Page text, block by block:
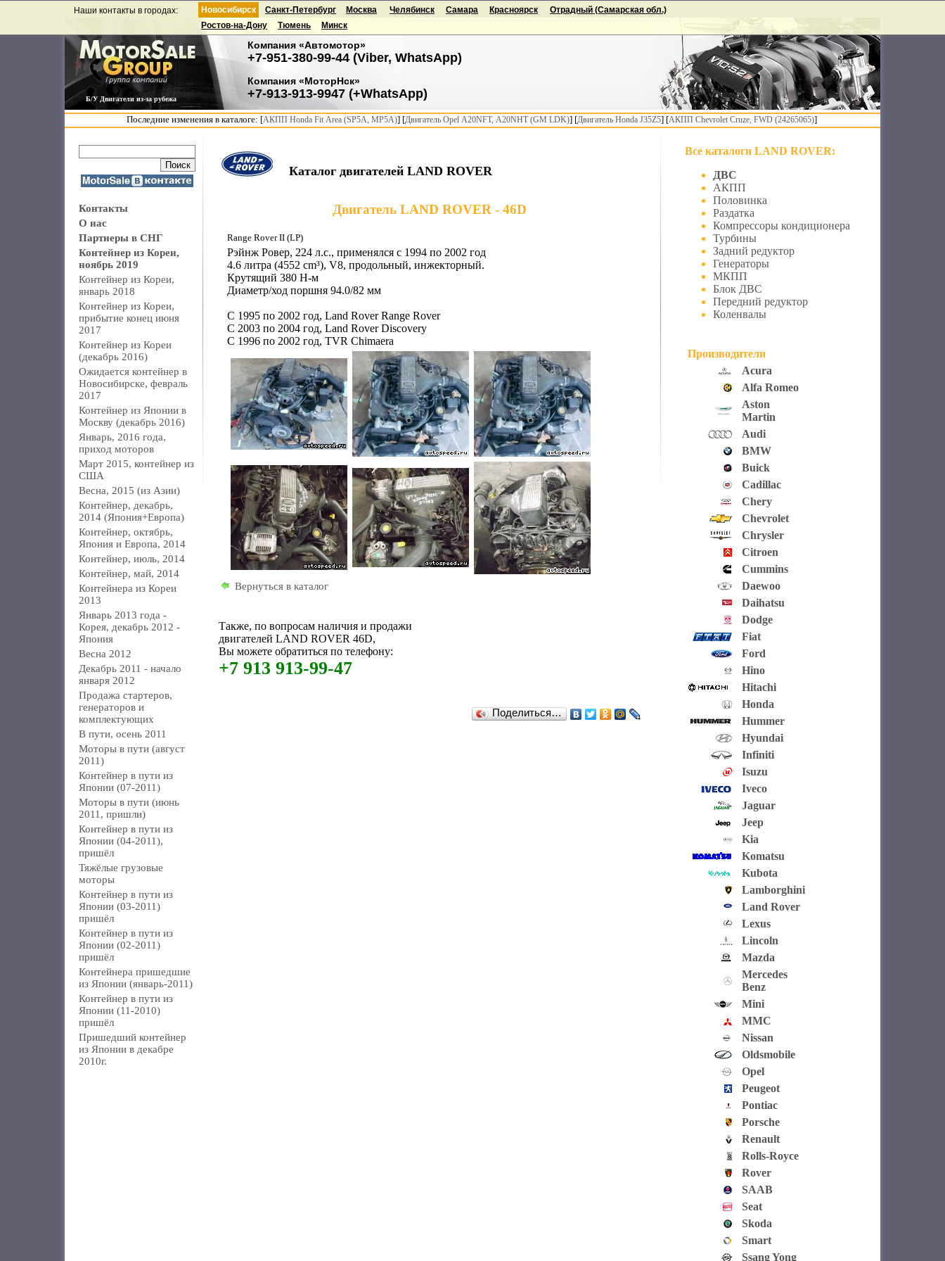
Б/У Двигатели из-за рубежа
Наши контакты в городах: Новосибирск
Компания «Автомотор»
+7-951-380-99-44 (Viber, WhatsApp)
Компания «МоторНск»
+7-913-913-9947 (+WhatsApp)
Санкт-Петербург Москва Челябинск Самара Красноярск
Отрадный (Самарская обл.)
Ростов-на-Дону
Тюмень Минск
Последние изменения в каталоге: [АКПП Honda Fit Area (SP5A, MP5A)] [Двигатель Opel A20NFT, A20NHT (GM LDK)] [Двигатель Honda J35Z5] [АКПП Chevrolet Cruze, FWD (24265065)]
Контакты
О нас
Партнеры в СНГ
Контейнер из Кореи,
ноябрь 2019
Контейнер из Кореи,
январь 2018
Контейнер из Кореи,
прибытие конец июня
2017
Контейнер из Кореи
(декабрь 2016)
Ожидается контейнер в
Новосибирске, февраль
2017
Контейнер из Японии в
Москву (декабрь 2016)
Январь, 2016 года,
приход моторов
Март 2015, контейнер из
США
Весна, 2015 (из Азии)
Контейнер, декабрь,
2014 (Япония+Европа)
Контейнер, октябрь,
Япония и Европа, 2014
Контейнер, июль, 2014
Контейнер, май, 2014
Контейнера из Кореи
2013
Январь 2013 года -
Корея, декабрь 2012 -
Япония
Весна 2012
Декабрь 2011 - начало
января 2012
Продажа стартеров,
генераторов и
комплектующих
В пути, осень 2011
Моторы в пути (август
2011)
Контейнер в пути из
Японии (07-2011)
Моторы в пути (июнь
2011, пришли)
Контейнер в пути из
Японии (04-2011),
пришёл
Тяжёлые грузовые
моторы
Контейнер в пути из
Японии (03-2011)
пришёл
Контейнер в пути из
Японии (02-2011)
пришёл
Контейнера пришедшие
из Японии (январь-2011)
Контейнер в пути из
Японии (11-2010)
пришёл
Пришедший контейнер
из Японии в декабре
2010г.
Каталог двигателей LAND ROVER
Двигатель LAND ROVER - 46D
Range Rover II (LP)
Рэйнж Ровер, 224 л.с., применялся с 1994 по 2002 год
4.6 литра (4552 cm³), V8, продольный, инжекторный.
Крутящий 380 Н-м
Диаметр/ход поршня 94.0/82 мм
С 1995 по 2002 год, Land Rover Range Rover
С 2003 по 2004 год, Land Rover Discovery
С 1996 по 2002 год, TVR Chimaera
Вернуться в каталог
Также, по вопросам наличия и продажи
двигателей LAND ROVER 46D,
Вы можете обратиться по телефону:
+7 913 913-99-47
Поделиться…
Все каталоги LAND ROVER:
ДВС
АКПП
Половинка
Раздатка
Компрессоры кондиционера
Турбины
Задний редуктор
Генераторы
МКПП
Блок ДВС
Передний редуктор
Коленвалы
Производители
Acura
Alfa Romeo
Aston
Martin
Audi
BMW
Buick
Cadillac
Chery
Chevrolet
Chrysler
Citroen
Cummins
Daewoo
Daihatsu
Dodge
Fiat
Ford
Hino
Hitachi
Honda
Hummer
Hyundai
Infiniti
Isuzu
Iveco
Jaguar
Jeep
Kia
Komatsu
Kubota
Lamborghini
Land Rover
Lexus
Lincoln
Mazda
Mercedes
Benz
Mini
MMC
Nissan
Oldsmobile
Opel
Peugeot
Pontiac
Porsche
Renault
Rolls-Royce
Rover
SAAB
Seat
Skoda
Smart
Ssang Yong